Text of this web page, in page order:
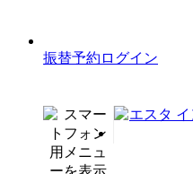
振替予約ログイン